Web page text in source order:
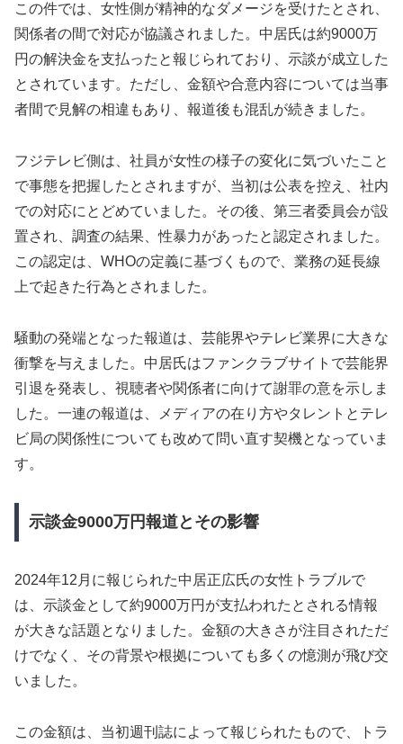
この件では、女性側が精神的なダメージを受けたとされ、
関係者の間で対応が協議されました。中居氏は約9000万
円の解決金を支払ったと報じられており、示談が成立した
とされています。ただし、金額や合意内容については当事
者間で見解の相違もあり、報道後も混乱が続きました。
フジテレビ側は、社員が女性の様子の変化に気づいたこと
で事態を把握したとされますが、当初は公表を控え、社内
での対応にとどめていました。その後、第三者委員会が設
置され、調査の結果、性暴力があったと認定されました。
この認定は、WHOの定義に基づくもので、業務の延長線
上で起きた行為とされました。
騒動の発端となった報道は、芸能界やテレビ業界に大きな
衝撃を与えました。中居氏はファンクラブサイトで芸能界
引退を発表し、視聴者や関係者に向けて謝罪の意を示しま
した。一連の報道は、メディアの在り方やタレントとテレ
ビ局の関係性についても改めて問い直す契機となっていま
す。
示談金9000万円報道とその影響
2024年12月に報じられた中居正広氏の女性トラブルで
は、示談金として約9000万円が支払われたとされる情報
が大きな話題となりました。金額の大きさが注目されただ
けでなく、その背景や根拠についても多くの憶測が飛び交
いました。
この金額は、当初週刊誌によって報じられたもので、トラ